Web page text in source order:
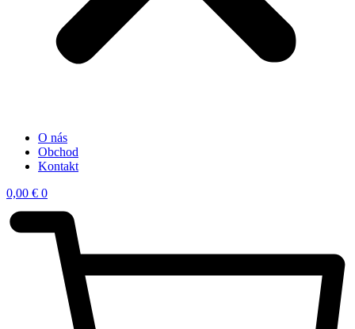
O nás
Obchod
Kontakt
0,00 € 0